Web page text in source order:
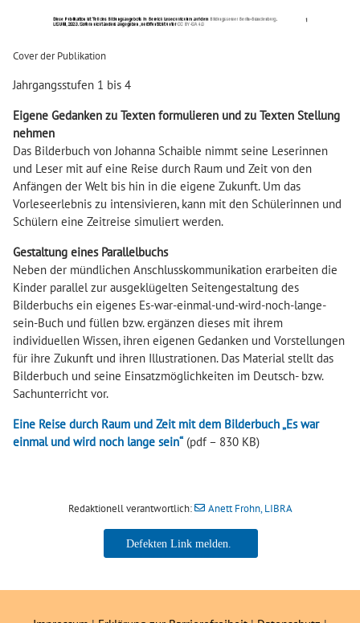
Cover der Publikation
Jahrgangsstufen 1 bis 4
Eigene Gedanken zu Texten formulieren und zu Texten Stellung
nehmen
Das Bilderbuch von Johanna Schaible nimmt seine Leserinnen
und Leser mit auf eine Reise durch Raum und Zeit von den
Anfängen der Welt bis hin in die eigene Zukunft. Um das
Vorleseerlebnis zu intensivieren, kann mit den Schülerinnen und
Schülern eine Zeitreise simuliert werden.
Gestaltung eines Parallelbuchs
Neben der mündlichen Anschlusskommunikation erarbeiten die
Kinder parallel zur ausgeklügelten Seitengestaltung des
Bilderbuchs ein eigenes Es-war-einmal-und-wird-noch-lange-
sein-Buch und füllen bzw. ergänzen dieses mit ihrem
individuellen Wissen, ihren eigenen Gedanken und Vorstellungen
für ihre Zukunft und ihren Illustrationen. Das Material stellt das
Bilderbuch und seine Einsatzmöglichkeiten im Deutsch- bzw.
Sachunterricht vor.
Eine Reise durch Raum und Zeit mit dem Bilderbuch „Es war
einmal und wird noch lange sein“ (pdf – 830 KB)
Redaktionell verantwortlich: Anett Frohn, LIBRA
Anett Frohn, LIBRA